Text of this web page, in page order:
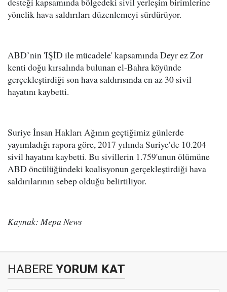
yönelik hava saldırıları düzenlemeyi sürdürüyor.
ABD’nin 'IŞİD ile mücadele' kapsamında Deyr ez Zor
kenti doğu kırsalında bulunan el-Bahra köyünde
gerçekleştirdiği son hava saldırısında en az 30 sivil
hayatını kaybetti.
Suriye İnsan Hakları Ağının geçtiğimiz günlerde
yayımladığı rapora göre, 2017 yılında Suriye’de 10.204
sivil hayatını kaybetti. Bu sivillerin 1.759'unun ölümüne
ABD öncülüğündeki koalisyonun gerçekleştirdiği hava
saldırılarının sebep olduğu belirtiliyor.
Kaynak: Mepa News
HABERE YORUM KAT